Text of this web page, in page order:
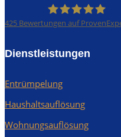
425 Bewertungen auf
Dienstleistungen
Entrümpelung
Haushaltsauflösung
Wohnungsauflösung